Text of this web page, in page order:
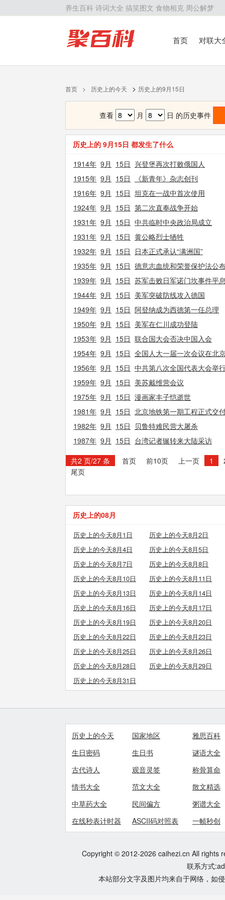
养生百科 诗词大全 搞笑图文 食物相克 周公解梦
首页
对联大
首页 > 历史上的今天 > 历史上的9月15日
查看 月 日 的历史事件
历史上的 9月15日 都发生了什么
1914年 9月 15日 兴登堡再次打败俄国人
1915年 9月 15日
《新青年》杂志创刊
1916年 9月 15日 坦克在一战中首次使用
1924年 9月 15日 第二次直奉战争开始
1931年 9月 15日 中共临时中央政治局成立
1931年 9月 15日 黄公略烈士牺牲
1932年 9月 15日 日本正式承认“满洲国”
1935年 9月 15日 德意志血统和荣誉保护法公
1939年 9月 15日 苏军击败日军诺门坎事件平
1944年 9月 15日 美军突破防线攻入德国
1949年 9月 15日 阿登纳成为西德第一任总理
1950年 9月 15日 美军在仁川成功登陆
1953年 9月 15日 联合国大会否决中国入会
1954年 9月 15日 全国人大一届一次会议在北
1956年 9月 15日 中共第八次全国代表大会举
1959年 9月 15日 美苏戴维营会议
1975年 9月 15日 漫画家丰子恺逝世
1981年 9月 15日 北京地铁第一期工程正式交
1982年 9月 15日 贝鲁特难民营大屠杀
1987年 9月 15日 台湾记者辗转来大陆采访
共2 页/27 条
首页 前10页 上一页 1
尾页
历史上的08月
历史上的今天8月1日
历史上的今天8月2日
历史上的今天8月4日
历史上的今天8月5日
历史上的今天8月7日
历史上的今天8月8日
历史上的今天8月10日
历史上的今天8月11日
历史上的今天8月13日
历史上的今天8月14日
历史上的今天8月16日
历史上的今天8月17日
历史上的今天8月19日
历史上的今天8月20日
历史上的今天8月22日
历史上的今天8月23日
历史上的今天8月25日
历史上的今天8月26日
历史上的今天8月28日
历史上的今天8月29日
历史上的今天8月31日
历史上的今天 国家地区
雅思百科
生日密码
生日书
谜语大全
古代诗人
观音灵签
称骨算命
情书大全
范文大全
散文精选
中草药大全
民间偏方
粥谱大全
在线秒表计时器
ASCII码对照表 一帧秒创
Copyright © 2012-2026 caihezi.cn All rights
联系方式
本站部分文字及图片均来自于网络，如